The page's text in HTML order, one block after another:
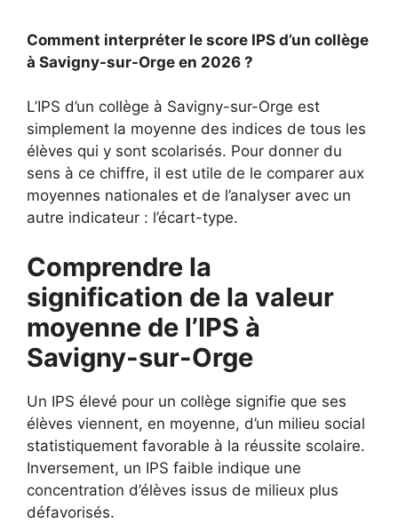
Comment interpréter le score IPS d’un collège
à Savigny-sur-Orge en 2026 ?
L’IPS d’un collège à Savigny-sur-Orge est
simplement la moyenne des indices de tous les
élèves qui y sont scolarisés. Pour donner du
sens à ce chiffre, il est utile de le comparer aux
moyennes nationales et de l’analyser avec un
autre indicateur : l’écart-type.
Comprendre la
signification de la valeur
moyenne de l’IPS à
Savigny-sur-Orge
Un IPS élevé pour un collège signifie que ses
élèves viennent, en moyenne, d’un milieu social
statistiquement favorable à la réussite scolaire.
Inversement, un IPS faible indique une
concentration d’élèves issus de milieux plus
défavorisés.